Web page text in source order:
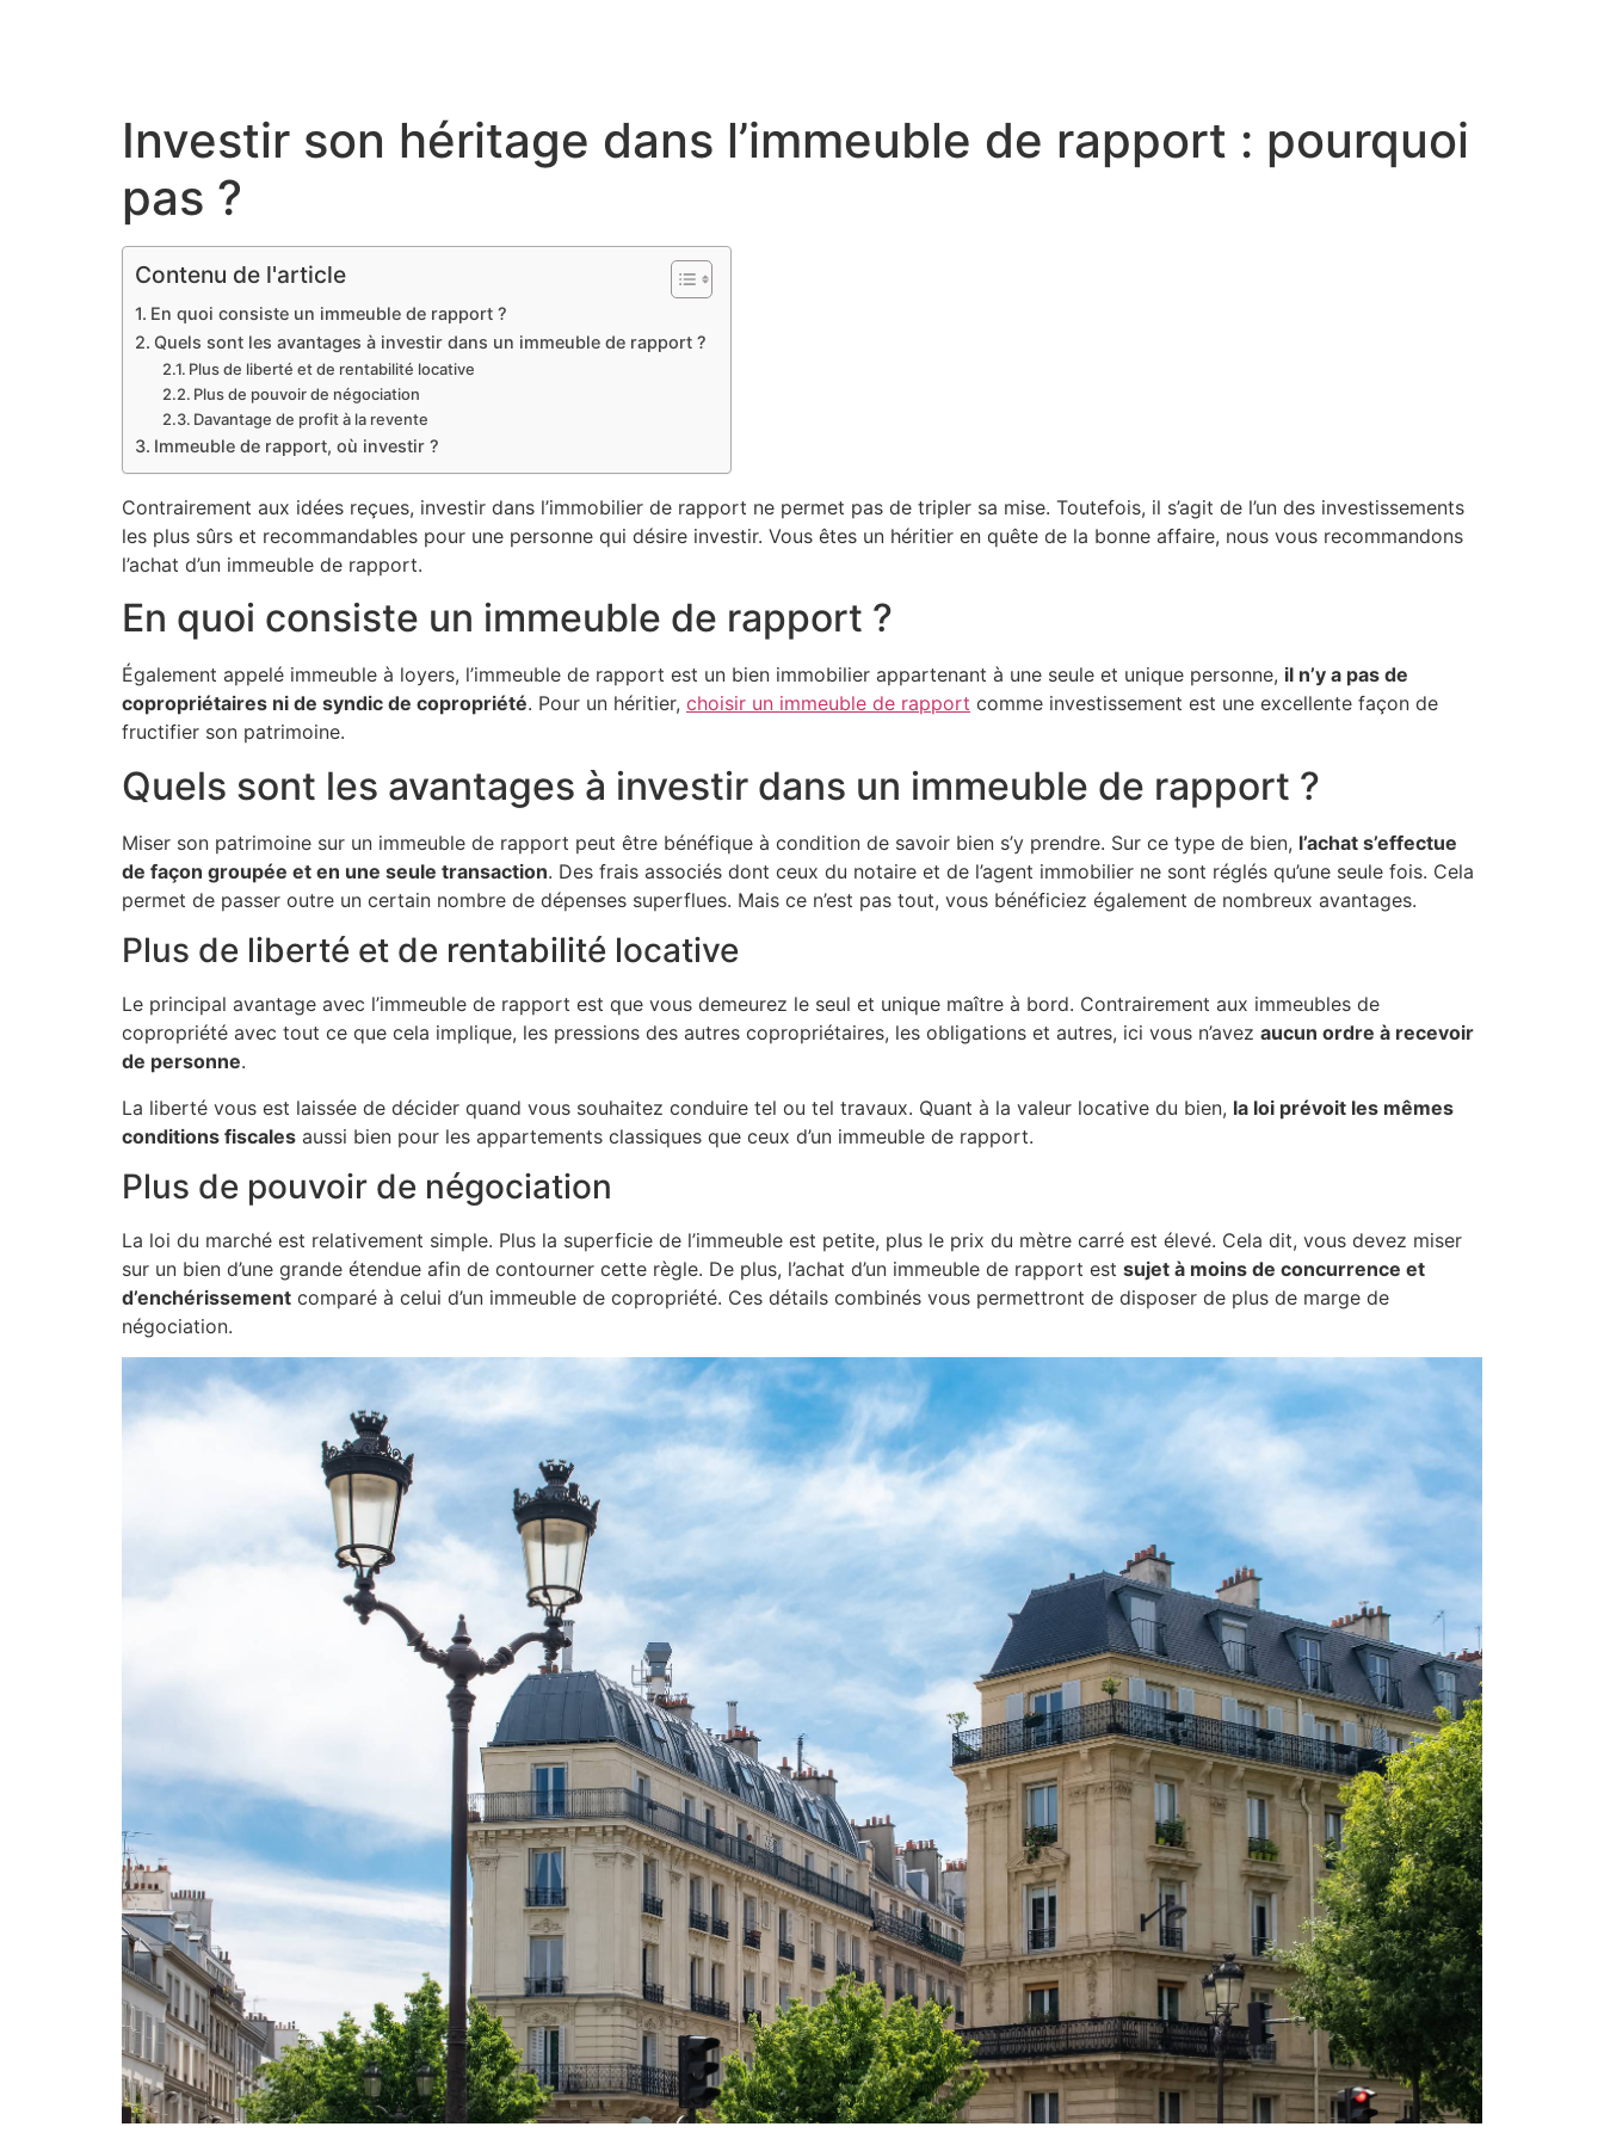
Investir son héritage dans l’immeuble de rapport : pourquoi
pas ?
Contenu de l'article
En quoi consiste un immeuble de rapport ?
Quels sont les avantages à investir dans un immeuble de rapport ?
Plus de liberté et de rentabilité locative
Plus de pouvoir de négociation
Davantage de profit à la revente
Immeuble de rapport, où investir ?
Contrairement aux idées reçues, investir dans l’immobilier de rapport ne permet pas de tripler sa mise. Toutefois, il s’agit de l’un des investissements
les plus sûrs et recommandables pour une personne qui désire investir. Vous êtes un héritier en quête de la bonne affaire, nous vous recommandons
l’achat d’un immeuble de rapport.
En quoi consiste un immeuble de rapport ?
Également appelé immeuble à loyers, l’immeuble de rapport est un bien immobilier appartenant à une seule et unique personne, il n’y a pas de
copropriétaires ni de syndic de copropriété. Pour un héritier, choisir un immeuble de rapport comme investissement est une excellente façon de
fructifier son patrimoine.
Quels sont les avantages à investir dans un immeuble de rapport ?
Miser son patrimoine sur un immeuble de rapport peut être bénéfique à condition de savoir bien s’y prendre. Sur ce type de bien, l’achat s’effectue
de façon groupée et en une seule transaction. Des frais associés dont ceux du notaire et de l’agent immobilier ne sont réglés qu’une seule fois. Cela
permet de passer outre un certain nombre de dépenses superflues. Mais ce n’est pas tout, vous bénéficiez également de nombreux avantages.
Plus de liberté et de rentabilité locative
Le principal avantage avec l’immeuble de rapport est que vous demeurez le seul et unique maître à bord. Contrairement aux immeubles de
copropriété avec tout ce que cela implique, les pressions des autres copropriétaires, les obligations et autres, ici vous n’avez aucun ordre à recevoir
de personne.
La liberté vous est laissée de décider quand vous souhaitez conduire tel ou tel travaux. Quant à la valeur locative du bien, la loi prévoit les mêmes
conditions fiscales aussi bien pour les appartements classiques que ceux d’un immeuble de rapport.
Plus de pouvoir de négociation
La loi du marché est relativement simple. Plus la superficie de l’immeuble est petite, plus le prix du mètre carré est élevé. Cela dit, vous devez miser
sur un bien d’une grande étendue afin de contourner cette règle. De plus, l’achat d’un immeuble de rapport est sujet à moins de concurrence et
d’enchérissement comparé à celui d’un immeuble de copropriété. Ces détails combinés vous permettront de disposer de plus de marge de
négociation.